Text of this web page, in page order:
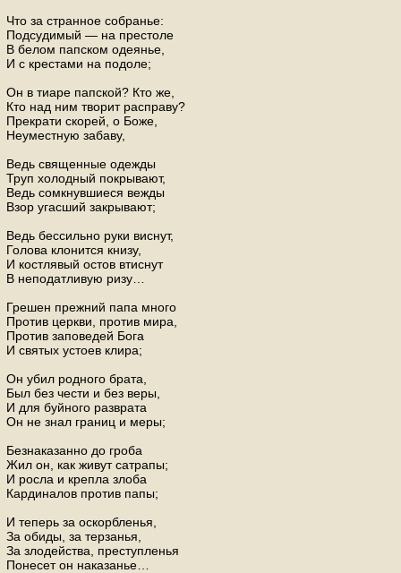
Что за странное собранье:
Подсудимый — на престоле
В белом папском одеянье,
И с крестами на подоле;
Он в тиаре папской? Кто же,
Кто над ним творит расправу?
Прекрати скорей, о Боже,
Неуместную забаву,
Ведь священные одежды
Труп холодный покрывают,
Ведь сомкнувшиеся вежды
Взор угасший закрывают;
Ведь бессильно руки виснут,
Голова клонится книзу,
И костлявый остов втиснут
В неподатливую ризу…
Грешен прежний папа много
Против церкви, против мира,
Против заповедей Бога
И святых устоев клира;
Он убил родного брата,
Был без чести и без веры,
И для буйного разврата
Он не знал границ и меры;
Безнаказанно до гроба
Жил он, как живут сатрапы;
И росла и крепла злоба
Кардиналов против папы;
И теперь за оскорбленья,
За обиды, за терзанья,
За злодейства, преступленья
Понесет он наказанье…